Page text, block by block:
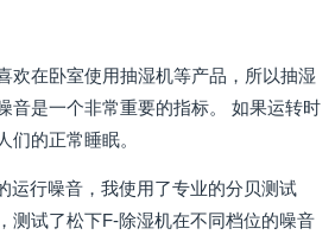
欢在卧室使用抽湿机等产品，所以抽湿
音是一个非常重要的指标。 如果运转时
们的正常睡眠。
运行噪音，我使用了专业的分贝测试
测试了松下F-除湿机在不同档位的噪音